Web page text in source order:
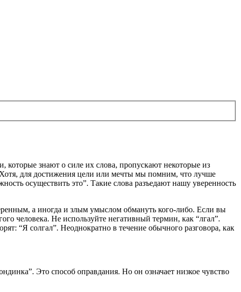
которые знают о силе их слова, пропускают некоторые из
для достижения цели или мечты мы помним, что лучше
осуществить это”. Такие слова разъедают нашу уверенность
а иногда и злым умыслом обмануть кого-либо. Если вы
человека. Не используйте негативный термин, как “лгал”.
“Я солгал”. Неоднократно в течение обычного разговора, как
Это способ оправдания. Но он означает низкое чувство